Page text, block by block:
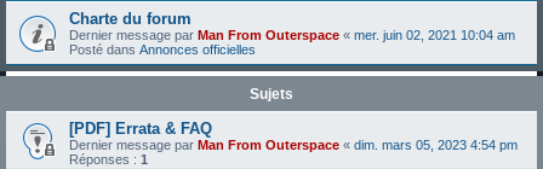
Charte du forum
Dernier message par Man From Outerspace « mer. juin 02, 2021 10:04 am
Posté dans Annonces officielles
Sujets
[PDF] Errata & FAQ
Dernier message par Man From Outerspace « dim. mars 05, 2023 4:54 pm
Réponses : 1